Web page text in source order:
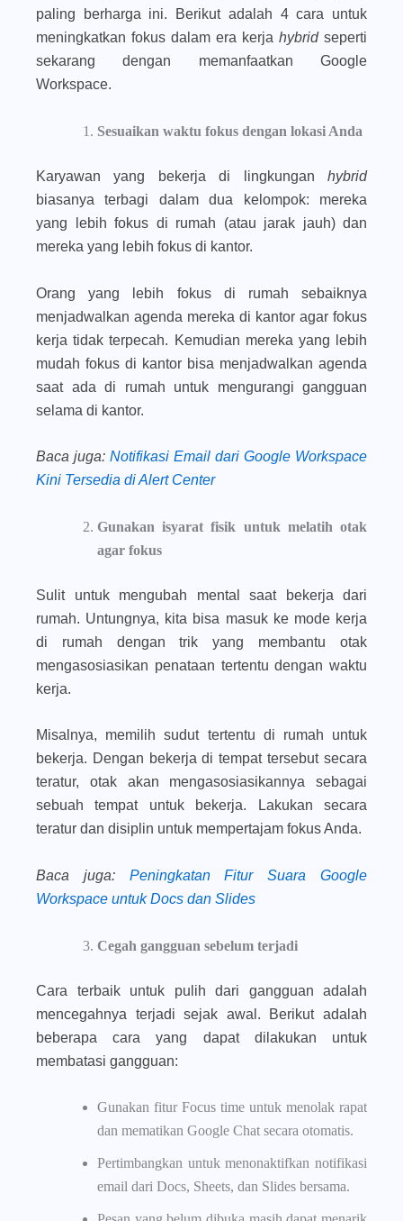
paling berharga ini. Berikut adalah 4 cara untuk
meningkatkan fokus dalam era kerja hybrid seperti
sekarang dengan memanfaatkan Google
Workspace.
Sesuaikan waktu fokus dengan lokasi Anda
Karyawan yang bekerja di lingkungan hybrid
biasanya terbagi dalam dua kelompok: mereka
yang lebih fokus di rumah (atau jarak jauh) dan
mereka yang lebih fokus di kantor.
Orang yang lebih fokus di rumah sebaiknya
menjadwalkan agenda mereka di kantor agar fokus
kerja tidak terpecah. Kemudian mereka yang lebih
mudah fokus di kantor bisa menjadwalkan agenda
saat ada di rumah untuk mengurangi gangguan
selama di kantor.
Baca juga: Notifikasi Email dari Google Workspace
Kini Tersedia di Alert Center
Gunakan isyarat fisik untuk melatih otak
agar fokus
Sulit untuk mengubah mental saat bekerja dari
rumah. Untungnya, kita bisa masuk ke mode kerja
di rumah dengan trik yang membantu otak
mengasosiasikan penataan tertentu dengan waktu
kerja.
Misalnya, memilih sudut tertentu di rumah untuk
bekerja. Dengan bekerja di tempat tersebut secara
teratur, otak akan mengasosiasikannya sebagai
sebuah tempat untuk bekerja. Lakukan secara
teratur dan disiplin untuk mempertajam fokus Anda.
Baca juga:
Peningkatan Fitur Suara Google
Workspace untuk Docs dan Slides
Cegah gangguan sebelum terjadi
Cara terbaik untuk pulih dari gangguan adalah
mencegahnya terjadi sejak awal. Berikut adalah
beberapa cara yang dapat dilakukan untuk
membatasi gangguan:
Gunakan fitur Focus time untuk menolak rapat
dan mematikan Google Chat secara otomatis.
Pertimbangkan untuk menonaktifkan notifikasi
email dari Docs, Sheets, dan Slides bersama.